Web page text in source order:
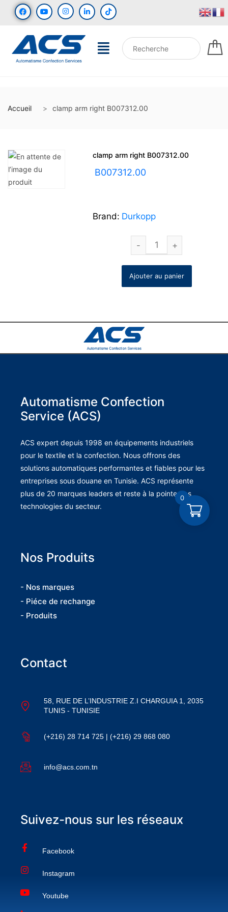
Accueil clamp arm right B007312.00
clamp arm right B007312.00
B007312.00
Brand: Durkopp
Ajouter au panier
Automatisme Confection
Service (ACS)
ACS expert depuis 1998 en équipements industriels
pour le textile et la confection. Nous offrons des
solutions automatiques performantes et fiables pour les
entreprises sous douane en Tunisie. ACS représente
plus de 20 marques leaders et reste à la pointe des
technologies du secteur.
Nos Produits
- Nos marques
- Piéce de rechange
- Produits
Contact
58, RUE DE L’INDUSTRIE Z.I CHARGUIA 1, 2035
TUNIS - TUNISIE
(+216) 28 714 725 | (+216) 29 868 080
info@acs.com.tn
Suivez-nous sur les réseaux
Facebook
Instagram
Youtube
0